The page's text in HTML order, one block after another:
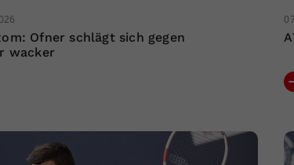
Ofner schlägt sich gegen
wacker